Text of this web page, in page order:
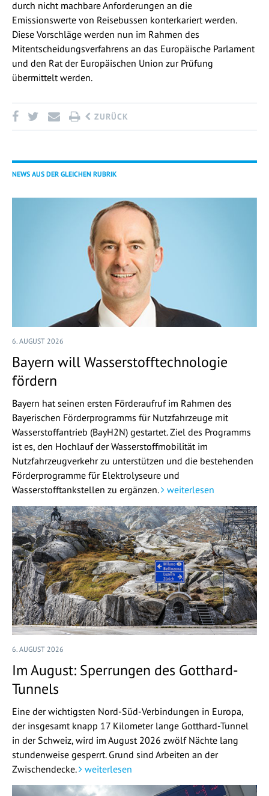
durch nicht machbare Anforderungen an die
Emissionswerte von Reisebussen konterkariert werden.
Diese Vorschläge werden nun im Rahmen des
Mitentscheidungsverfahrens an das Europäische Parlament
und den Rat der Europäischen Union zur Prüfung
übermittelt werden.
ZURÜCK
NEWS AUS DER GLEICHEN RUBRIK
6. AUGUST 2026
Bayern will Wasserstofftechnologie
fördern
Bayern hat seinen ersten Förderaufruf im Rahmen des
Bayerischen Förderprogramms für Nutzfahrzeuge mit
Wasserstoffantrieb (BayH2N) gestartet. Ziel des Programms
ist es, den Hochlauf der Wasserstoffmobilität im
Nutzfahrzeugverkehr zu unterstützen und die bestehenden
Förderprogramme für Elektrolyseure und
Wasserstofftankstellen zu ergänzen.
weiterlesen
6. AUGUST 2026
Im August: Sperrungen des Gotthard-
Tunnels
Eine der wichtigsten Nord-Süd-Verbindungen in Europa,
der insgesamt knapp 17 Kilometer lange Gotthard-Tunnel
in der Schweiz, wird im August 2026 zwölf Nächte lang
stundenweise gesperrt. Grund sind Arbeiten an der
Zwischendecke.
weiterlesen